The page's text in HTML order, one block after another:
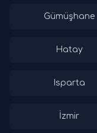
Gümüşhane
Hatay
Isparta
İzmir